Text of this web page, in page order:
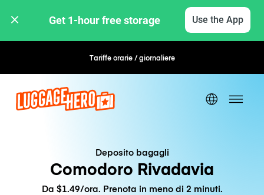
Get 1-hour free storage Use the App
Tariffe orarie / giornaliere Prenotazione flessibile
Deposito bagagli
Comodoro Rivadavia
Da $1.49/ora. Prenota in meno di 2 minuti.